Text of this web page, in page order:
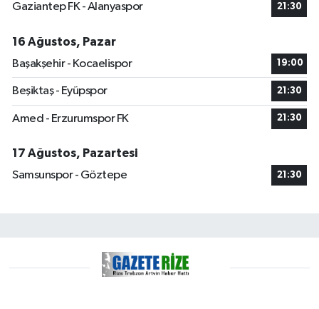
Gaziantep FK - Alanyaspor 21:30
16 Ağustos, Pazar
Başakşehir - Kocaelispor
19:00
Beşiktaş - Eyüpspor 21:30
Amed - Erzurumspor FK 21:30
17 Ağustos, Pazartesi
Samsunspor - Göztepe
21:30